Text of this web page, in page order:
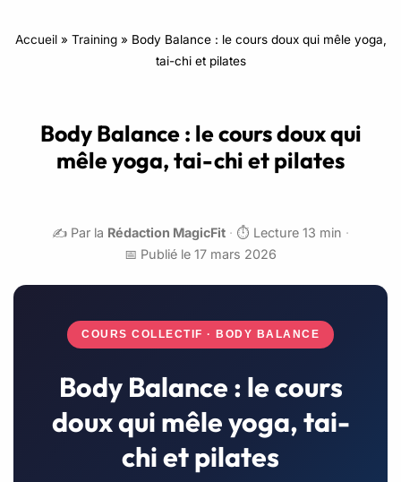
Accueil» Training» Body Balance : le cours doux qui mêle yoga,
tai-chi et pilates
Body Balance : le cours doux qui
mêle yoga, tai-chi et pilates
✍️ Par la Rédaction MagicFit · ⏱️ Lecture 13 min ·
📅 Publié le 17 mars 2026
COURS COLLECTIF · BODY BALANCE
Body Balance : le cours
doux qui mêle yoga, tai-
chi et pilates